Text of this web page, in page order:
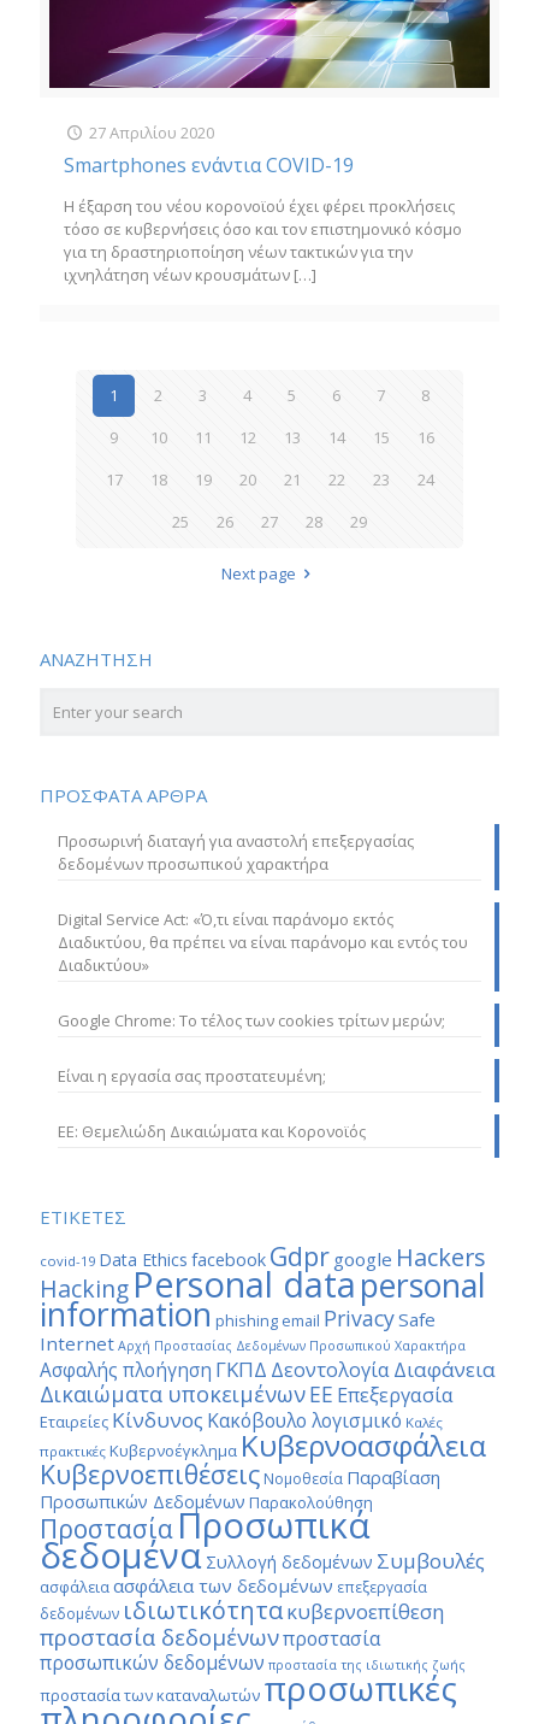
27 Απριλίου 2020
Smartphones ενάντια COVID-19
Η έξαρση του νέου κορονοϊού έχει φέρει προκλήσεις
τόσο σε κυβερνήσεις όσο και τον επιστημονικό κόσμο
για τη δραστηριοποίηση νέων τακτικών για την
ιχνηλάτηση νέων κρουσμάτων […]
1 2 3 4 5 6 7
8
9
10 11 12 13 14 15
16
17
18 19 20 21 22 23
24
25
26 27 28 29
Next page
ΑΝΑΖΗΤΗΣΗ
ΠΡΟΣΦΑΤΑ ΑΡΘΡΑ
Προσωρινή διαταγή για αναστολή επεξεργασίας
δεδομένων προσωπικού χαρακτήρα
Digital Service Act: «Ό,τι είναι παράνομο εκτός
Διαδικτύου, θα πρέπει να είναι παράνομο και εντός του
Διαδικτύου»
Google Chrome: Το τέλος των cookies τρίτων μερών;
Είναι η εργασία σας προστατευμένη;
ΕΕ: Θεμελιώδη Δικαιώματα και Κορονοϊός
ΕΤΙΚΕΤΕΣ
covid-19 Data Ethics facebook Gdpr google Hackers
Hacking Personal datapersonal
information phishing email PrivacySafe
Internet Αρχή Προστασίας Δεδομένων Προσωπικού Χαρακτήρα
Ασφαλής πλοήγηση ΓΚΠΔ ΔεοντολογίαΔιαφάνεια
Δικαιώματα υποκειμένωνΕΕ Επεξεργασία
Εταιρείες Κίνδυνος Κακόβουλο λογισμικό Καλές
πρακτικές Κυβερνοέγκλημα Κυβερνοασφάλεια
Κυβερνοεπιθέσεις Νομοθεσία Παραβίαση
Προσωπικών Δεδομένων Παρακολούθηση
ΠροστασίαΠροσωπικά
δεδομένα Συλλογή δεδομένων Συμβουλές
ασφάλειαασφάλεια των δεδομένων επεξεργασία
δεδομένων ιδιωτικότητακυβερνοεπίθεση
προστασία δεδομένωνπροστασία
προσωπικών δεδομένων προστασία της ιδιωτικής ζωής
προστασία των καταναλωτών προσωπικές